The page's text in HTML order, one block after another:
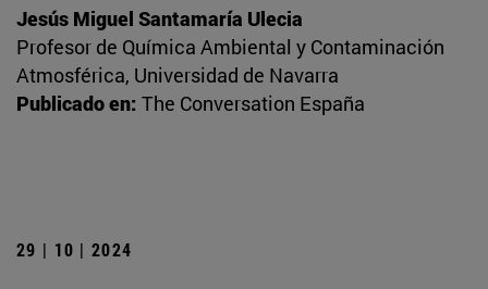
Jesús Miguel Santamaría Ulecia
Profesor de Química Ambiental y Contaminación
Atmosférica, Universidad de Navarra
Publicado en: The Conversation España
29 | 10 | 2024